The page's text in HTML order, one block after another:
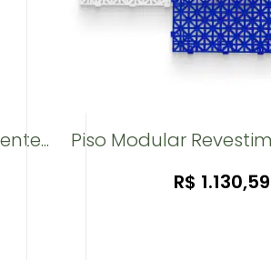
Piso Modular
R$ 1.130,59